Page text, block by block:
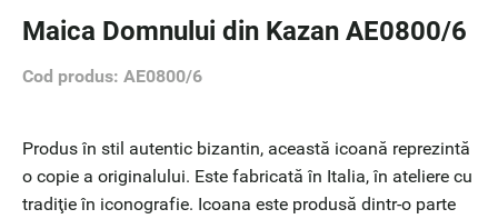
Maica Domnului din Kazan AE0800/6
Cod produs: AE0800/6
Produs în stil autentic bizantin, această icoană reprezintă
o copie a originalului. Este fabricată în Italia, în ateliere cu
tradiţie în iconografie. Icoana este produsă dintr-o parte